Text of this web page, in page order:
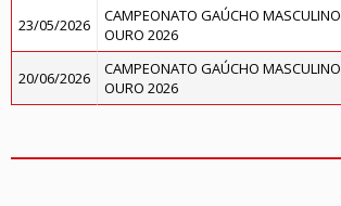
23/05/2026
CAMPEONATO GAÚCHO MASCULINO
OURO 2026
20/06/2026
CAMPEONATO GAÚCHO MASCULINO
OURO 2026